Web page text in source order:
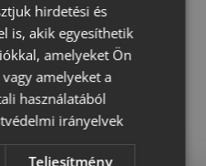
hirdetési és
is, akik egyesíthetik
amelyeket Ön
amelyeket a
használatából
irányelvek
Teljesítmény